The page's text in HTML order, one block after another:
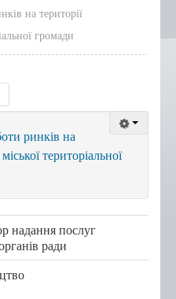
адміністраторів ЦНАП
на території
громади
ринків на
територіальної
надання послуг
ради